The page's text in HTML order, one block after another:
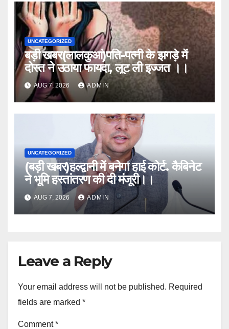
UNCATEGORIZED
बड़ी खबर(लालकुआं)पति-पत्नी के झगड़े में
दोस्त ने उठाया फायदा, लूट ली इज्जत ।।
AUG 7, 2026 ADMIN
UNCATEGORIZED
(बड़ी खबर)हल्द्वानी में बनेगा हाई कोर्ट. कैबिनेट
ने भूमि हस्तांतरण की दी मंजूरी।।
AUG 7, 2026 ADMIN
Leave a Reply
Your email address will not be published. Required
fields are marked *
Comment*